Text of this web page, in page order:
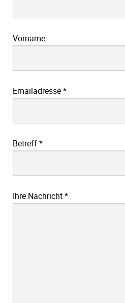
Vorname
Emailadresse*
Betreff*
Ihre Nachricht*